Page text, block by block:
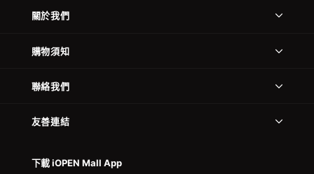
關於我們
購物須知
聯絡我們
友善連結
下載 iOPEN Mall App